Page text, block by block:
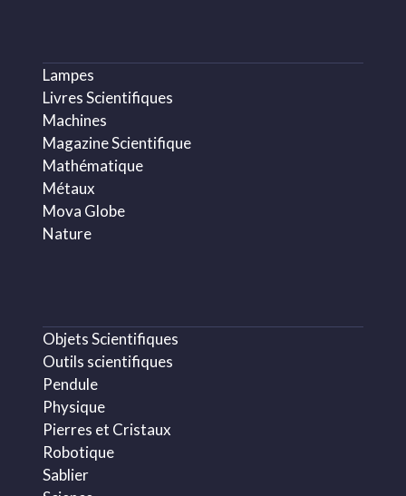
Lampes
Livres Scientifiques
Machines
Magazine Scientifique
Mathématique
Métaux
Mova Globe
Nature
Objets Scientifiques
Outils scientifiques
Pendule
Physique
Pierres et Cristaux
Robotique
Sablier